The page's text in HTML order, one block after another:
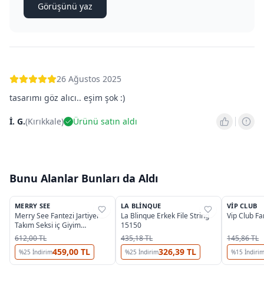
Görüşünü yaz
26 Ağustos 2025
tasarımı göz alıcı.. eşim şok :)
İ. G.(Kırıkkale) Ürünü satın aldı
Bunu Alanlar Bunları da Aldı
%35
MERRY SEE
Merry See Fantezi Jartiyer
Takım Seksi iç Giyim
MS2671-Kırmızı
612,00 TL
%25 İndirim459,00 TL
%25
LA BLINQUE
La Blinque Erkek File String
15150
435,18 TL
%25 İndirim326,39 TL
%24
VIP CLUB
Vip Club
145,86 TL
%15 İndirim